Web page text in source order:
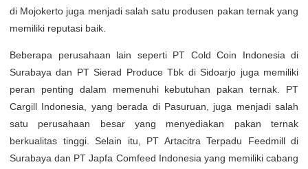
di Mojokerto juga menjadi salah satu produsen pakan ternak yang
memiliki reputasi baik.
Beberapa perusahaan lain seperti PT Cold Coin Indonesia di
Surabaya dan PT Sierad Produce Tbk di Sidoarjo juga memiliki
peran penting dalam memenuhi kebutuhan pakan ternak. PT
Cargill Indonesia, yang berada di Pasuruan, juga menjadi salah
satu perusahaan besar yang menyediakan pakan ternak
berkualitas tinggi. Selain itu, PT Artacitra Terpadu Feedmill di
Surabaya dan PT Japfa Comfeed Indonesia yang memiliki cabang